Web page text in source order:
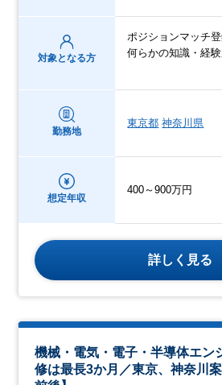
対象となる方
ポジションマッチ
何らかの知識・経
勤務地
東京都 神奈川県
想定年収
400～900万円
詳しく見る
機械・電気・電子・半導体エン
修は最長3か月／東京、神奈川